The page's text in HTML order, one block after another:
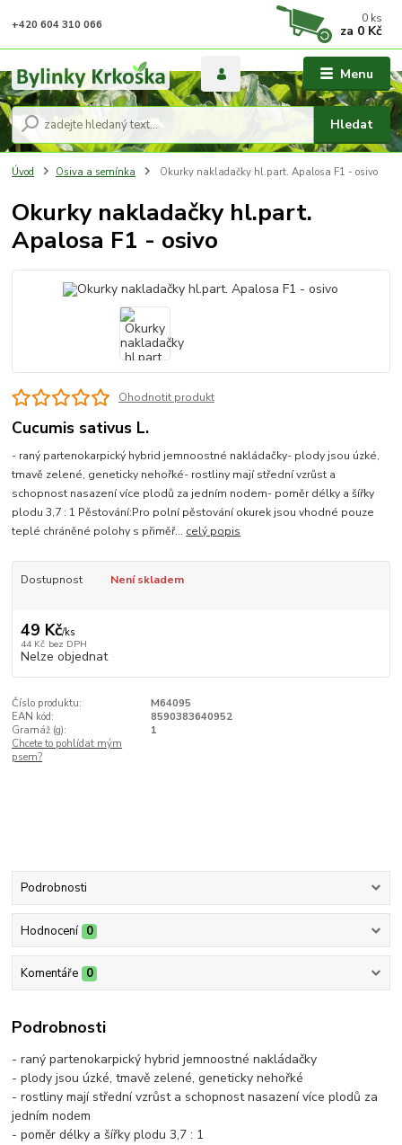
Menu
Hledat
+420 604 310 066 0 ks
za 0 Kč
Úvod Osiva a semínka Okurky nakladačky hl.part. Apalosa F1 - osivo
Okurky nakladačky hl.part.
Apalosa F1 - osivo
Ohodnotit produkt
Cucumis sativus L.
- raný partenokarpický hybrid jemnoostné nakládačky- plody jsou úzké,
tmavě zelené, geneticky nehořké- rostliny mají střední vzrůst a
schopnost nasazení více plodů za jedním nodem- poměr délky a šířky
plodu 3,7 : 1 Pěstování:Pro polní pěstování okurek jsou vhodné pouze
teplé chráněné polohy s přiměř... celý popis
Dostupnost Není skladem
49 Kč/ks
44 Kč bez DPH
Nelze objednat
Číslo produktu:
M64095
EAN kód:
8590383640952
Gramáž (g):
1
Chcete to pohlídat mým
psem?
Podrobnosti
Hodnocení 0
Komentáře 0
Podrobnosti
- raný partenokarpický hybrid jemnoostné nakládačky
- plody jsou úzké, tmavě zelené, geneticky nehořké
- rostliny mají střední vzrůst a schopnost nasazení více plodů za
jedním nodem
- poměr délky a šířky plodu 3,7 : 1